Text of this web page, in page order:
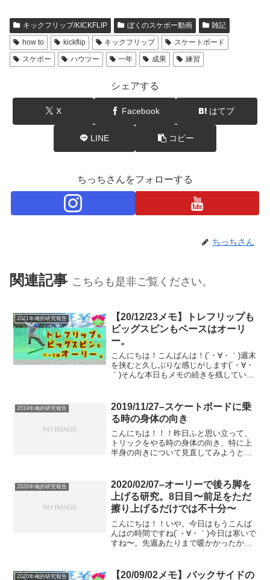
キックフリップ/KICKFLIP ぼくのスケボー動画
雑記
how to
kickflip キックフリップ
スケートボード
スケボー
ハウツー 一年 成果 練習
シェアする
X Facebook はてブ
LINE コピー
ちっちさんをフォローする
ちっちさん
関連記事 こちらも是非ご覧ください。
2021年俺的研究報告
【20/12/23メモ】トレフリップも
ビッグスピンもベースはオーリ
ー。
こんにちは！こんばんは！(´・∀・｀)週末
を挟むと久しぶりな感じがします(´・∀・
｀)そんな本日もメモの続きを残していこ
もビッグスピンも、オーリーと一緒。弾
く向きが違う...
2019年俺的研究報告
2019/11/27–スケートボードに乗
る時の身体の向き
こんにちは！！！昨日ふと思い立って、
トリックをやる時の身体の向き、特に上
半身の向きについて見直してみようと思
うのは、人それぞれに正しい姿勢があっ
て確固たる絶対的な正しい...
2020年俺的研究報告
2020/02/07–オーリーで後ろ脚を
上げる研究。8日目〜前足をただ
擦り上げるだけでは不十分〜
こんにちは！！いや。今日はもうこんば
んはの時間ですね(´・∀・｀)今日は寒いで
すね〜。先週あたりまで暖かかったから
さて、そんな今日は滑れなかったんです
2020年俺的研究報告
【20/09/02メモ】バックサイドの